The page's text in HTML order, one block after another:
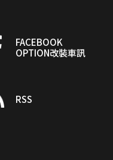
FACEBOOK
OPTION改裝車訊
RSS